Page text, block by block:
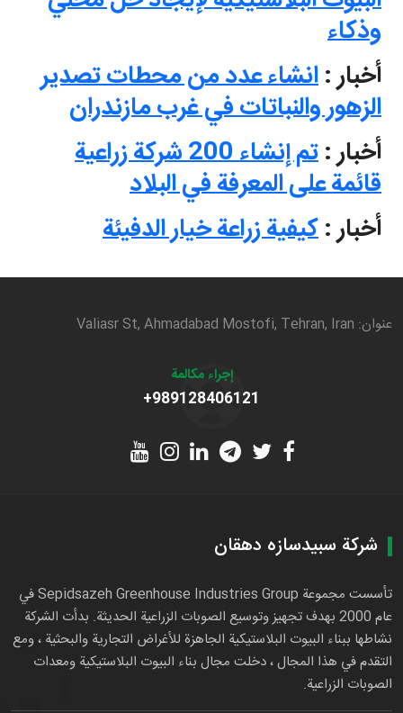
وذكاء
أخبار :انشاء عدد من محطات تصدير
الزهور والنباتات في غرب مازندران
أخبار :
تم إنشاء 200 شركة زراعية
قائمة على المعرفة في البلاد
أخبار :كيفية زراعة خيار الدفيئة
عنوان: Valiasr St, Ahmadabad Mostofi, Tehran, Iran
إجراء مكالمة
+989128406121
شركة سبيدسازه دهقان
تأسست مجموعة Sepidsazeh Greenhouse Industries Group في
عام 2000 بهدف تجهيز وتوسيع الصوبات الزراعية الحديثة. بدأت الشركة
نشاطها ببناء البيوت البلاستيكية الجاهزة للأغراض التجارية والبحثية ، ومع
التقدم في هذا المجال ، دخلت مجال بناء البيوت البلاستيكية ومعدات
الصوبات الزراعية.